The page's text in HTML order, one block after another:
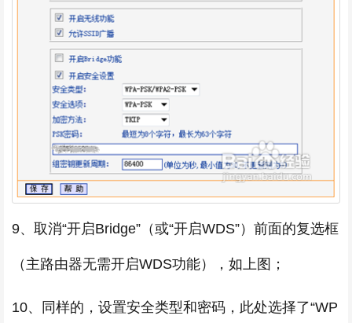
9、取消“开启Bridge”（或“开启WDS”）前面的复选框
（主路由器无需开启WDS功能），如上图；
10、同样的，设置安全类型和密码，此处选择了“WP